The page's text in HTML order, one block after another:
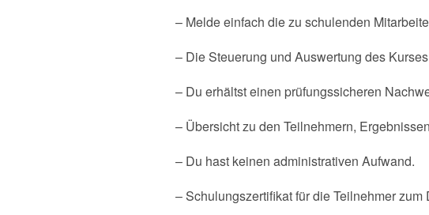
– Melde einfach die zu schulenden
– Die Steuerung und Auswertung des
– Du erhältst einen prüfungssicheren
– Übersicht zu den Teilnehmern,
– Du hast keinen administrativen Aufwand.
– Schulungszertifikat für die Teilnehmer zum